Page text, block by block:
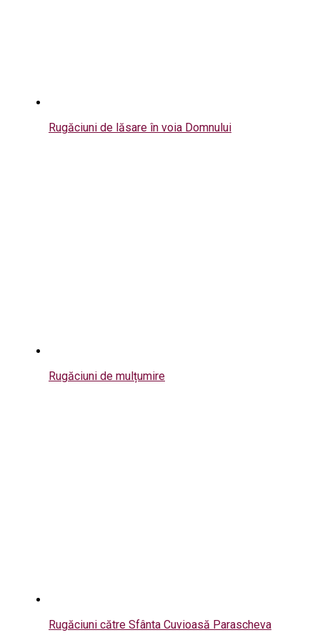
Rugăciuni de lăsare în voia Domnului
Rugăciuni de mulțumire
Rugăciuni către Sfânta Cuvioasă Parascheva